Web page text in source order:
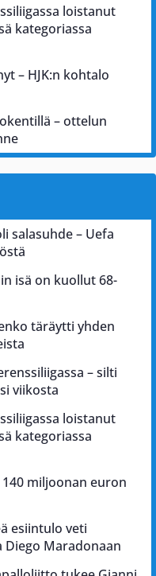
loistanut
kategoriassa
– HJK:n kohtalo
– ottelun
salasuhde – Uefa
isä on kuollut 68-
täräytti yhden
– silti
viikosta
loistanut
kategoriassa
miljoonan euron
esiintulo veti
Maradonaan